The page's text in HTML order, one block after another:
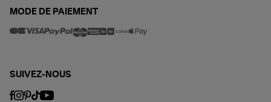
MODE DE PAIEMENT
SUIVEZ-NOUS